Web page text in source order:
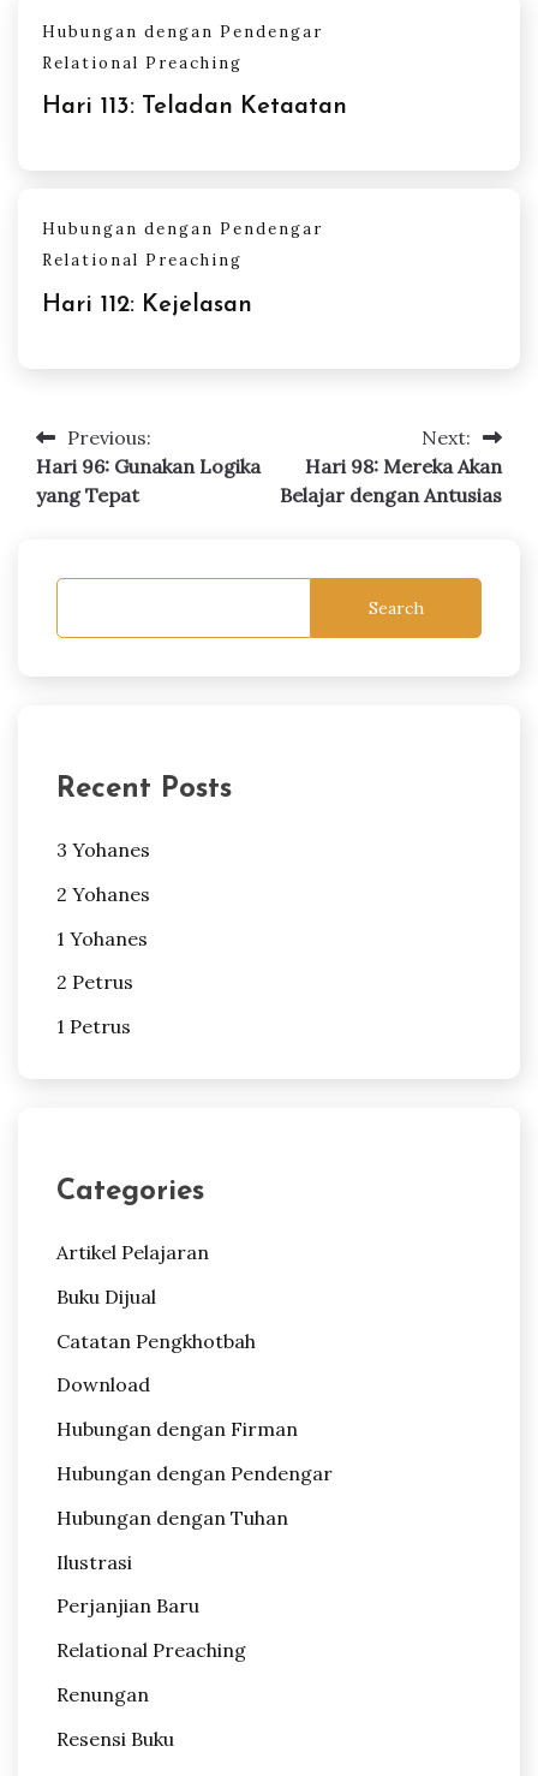
Hubungan dengan Pendengar
Relational Preaching
Hari 113: Teladan Ketaatan
Hubungan dengan Pendengar
Relational Preaching
Hari 112: Kejelasan
Post
navigation
Previous:
Hari 96: Gunakan Logika
yang Tepat
Next:
Hari 98: Mereka Akan
Belajar dengan Antusias
Search
Recent Posts
3 Yohanes
2 Yohanes
1 Yohanes
2 Petrus
1 Petrus
Categories
Artikel Pelajaran
Buku Dijual
Catatan Pengkhotbah
Download
Hubungan dengan Firman
Hubungan dengan Pendengar
Hubungan dengan Tuhan
Ilustrasi
Perjanjian Baru
Relational Preaching
Renungan
Resensi Buku